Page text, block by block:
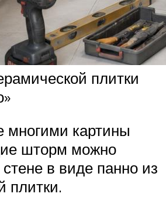
плитки
картины
шторм можно
в виде панно из
плитки.